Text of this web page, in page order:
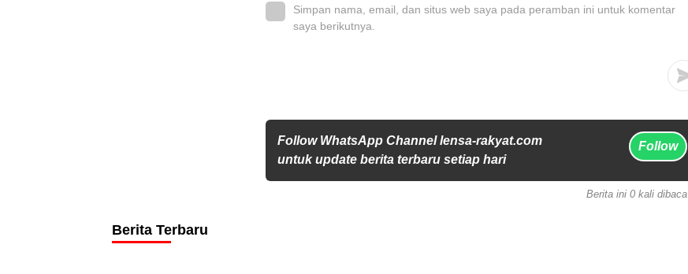
Simpan nama, email, dan situs web saya pada peramban ini untuk komentar
saya berikutnya.
Follow WhatsApp Channel lensa-rakyat.com
untuk update berita terbaru setiap hari
Follow
Berita ini 0 kali dibaca
Berita Terbaru